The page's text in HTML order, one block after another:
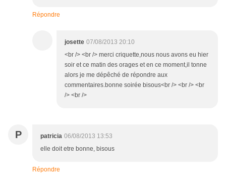
Répondre
josette 07/08/2013 20:10
<br /> <br /> merci criquette,nous nous avons eu hier
soir et ce matin des orages et en ce moment,il tonne
alors je me dépêché de répondre aux
commentaires.bonne soirée bisous<br /> <br /> <br
/> <br />
P patricia 06/08/2013 13:53
elle doit etre bonne, bisous
Répondre